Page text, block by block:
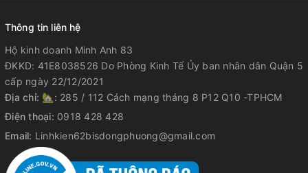
Thông tin liên hệ
Hộ kinh doanh Minh Anh 83
ĐKKD: 41E8038526 Do Phòng Kinh Tế Ủy ban nhân dân Quận 5
cấp ngày 22/12/2021
Địa chỉ: 🏡: 285 / 112 Cách mạng tháng 8 P12 Q10 -TPHCM
Điện thoại: 0918 428 428
Email: Linhkien62bisdongphuong@gmail.com